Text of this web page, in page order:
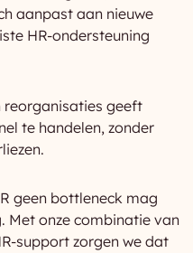
aanpast aan nieuwe
HR-ondersteuning
reorganisaties geeft
te handelen, zonder
geen bottleneck mag
Met onze combinatie van
support zorgen we dat